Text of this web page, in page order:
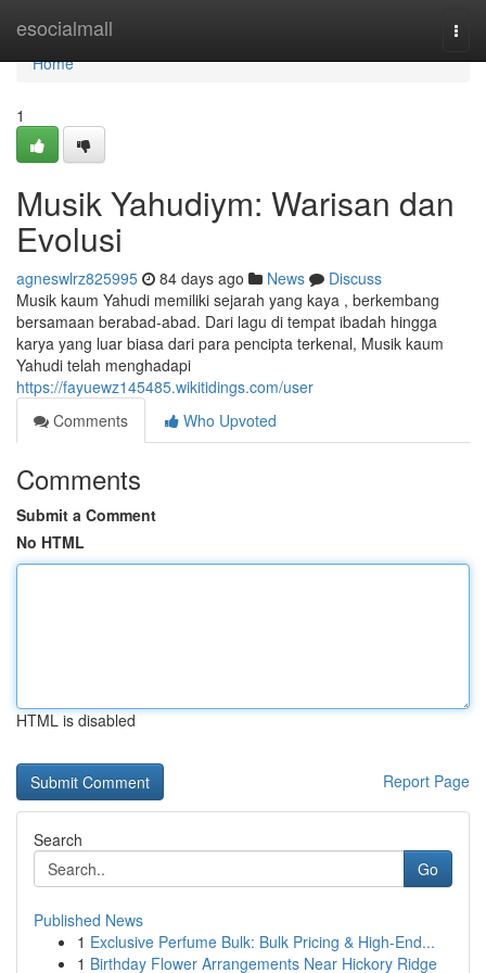
esocialmall
Home
Home
1
Musik Yahudiym: Warisan dan
Evolusi
agneswlrz825995 84 days ago News
Discuss
Musik kaum Yahudi memiliki sejarah yang kaya , berkembang
bersamaan berabad-abad. Dari lagu di tempat ibadah hingga
karya yang luar biasa dari para pencipta terkenal, Musik kaum
Yahudi telah menghadapi
https://fayuewz145485.wikitidings.com/user
Comments
Who Upvoted
Comments
Submit a Comment
No HTML
HTML is disabled
Report Page
Search
Go
Published News
1 Exclusive Perfume Bulk: Bulk Pricing & High-End...
1 Birthday Flower Arrangements Near Hickory Ridge